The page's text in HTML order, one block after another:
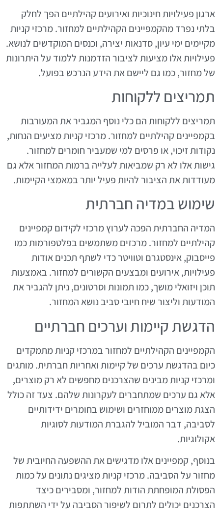
ארגון פעילויות חינוכיות ואירועים קהילתיים הפך לחלק
בלתי נפרד מהקמפיינים הקהילתיים למחזור. מרכזי קניות
מקיימים ימי עיון, סדנאות יצירה, וכנסים המוקדשים לנושא.
פעילויות אלו מציעות לציבור הזדמנות ללמוד על היתרונות
של מחזור, כמו גם ליישם את הידע הנרכש בפועל.
תמריצים ללקוחות
תמריצים ללקוחות הם כלי נוסף המגביר את המעורבות
בקמפיינים קהילתיים למחזור. מרכזי קניות מציעים הנחות,
נקודות זיכוי, או פרסים למי שמעביר חומרים למחזור.
גישות אלו לא רק שמביאות לעלייה ברמות המחזור אלא גם
מעודדות את הציבור להיות פעיל יותר במאמצי הקיימות.
שימוש במדיה חברתית
המדיה החברתית הפכה לערוץ מרכזי לקידום קמפיינים
קהילתיים למחזור. מרכזים משתמשים בפלטפורמות כמו
פייסבוק, אינסטגרם וטוויטר כדי לשתף תכנים אודות
פעילויות, אירועים ומבצעים הקשורים למחזור. באמצעות
תוכן ויזואלי מושך, כמו תמונות וסרטונים, ניתן להגביר את
המודעות וליצור שיח חיובי סביב נושא המחזור.
הדגשת קיימות וערכים חברתיים
הקמפיינים הקהילתיים למחזור במרכזי קניות מתמקדים
כיום בהדגשת ערכים של קיימות ואחריות חברתית. מותגים
ומרכזי קניות מבינים שהצרכנים מחפשים לא רק מוצרים,
אלא גם ערכים שמתחברים לעקרונות שלהם. צעד זה כולל
הצגת מוצרים ממוחזרים ושימוש בחומרים ידידותיים
לסביבה, דבר המוביל להגברת המודעות לסוגיות
אקולוגיות.
בנוסף, קמפיינים אלו מדגישים את ההשפעה החיובית של
מחזור על הסביבה. מרכזי קניות מציגים נתונים על כמות
הפסולת המופחתת הודות למחזור, ומסבירים כיצד
הצרכנים יכולים לתרום לשיפור הסביבה על ידי השתתפות